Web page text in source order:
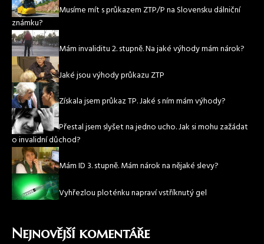
Musíme mít s průkazem ZTP/P na Slovensku dálniční
známku?
Mám invaliditu 2. stupně. Na jaké výhody mám nárok?
Jaké jsou výhody průkazu ZTP
Získala jsem průkaz TP. Jaké s ním mám výhody?
Přestal jsem slyšet na jedno ucho. Jak si mohu zažádat
o invalidní důchod?
Mám ID 3. stupně. Mám nárok na nějaké slevy?
Vyhřezlou ploténku napraví vstříknutý gel
Nejnovější komentáře